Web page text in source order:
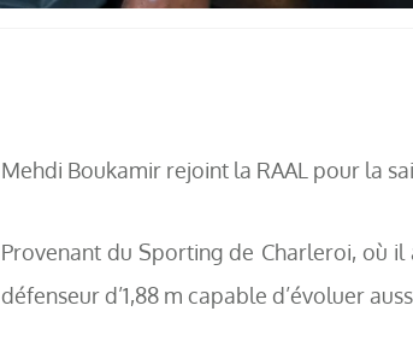
Mehdi Boukamir rejoint la RAAL pour la
Provenant du Sporting de Charleroi, où
défenseur d’1,88 m capable d’évoluer